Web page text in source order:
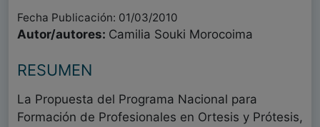
Fecha Publicación: 01/03/2010
Autor/autores: Camilia Souki Morocoima
RESUMEN
La Propuesta del Programa Nacional para
Formación de Profesionales en Ortesis y Prótesis,